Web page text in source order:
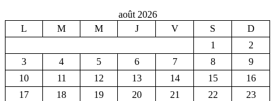
août 2026
L
M M J V S
D
1
2
3
4 5 6 7 8
9
10
11 12 13 14 15
16
17
18 19 20 21 22
23